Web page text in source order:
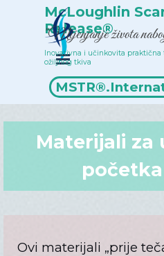
Idi na sadržajMcLoughlin
Release®
"Mijenjanje života
Popis terapeuta
Inovativna i učinkovita praktična
ožiljnog tkiva
Preskoči
Materijali za
Ovi materijali „prije